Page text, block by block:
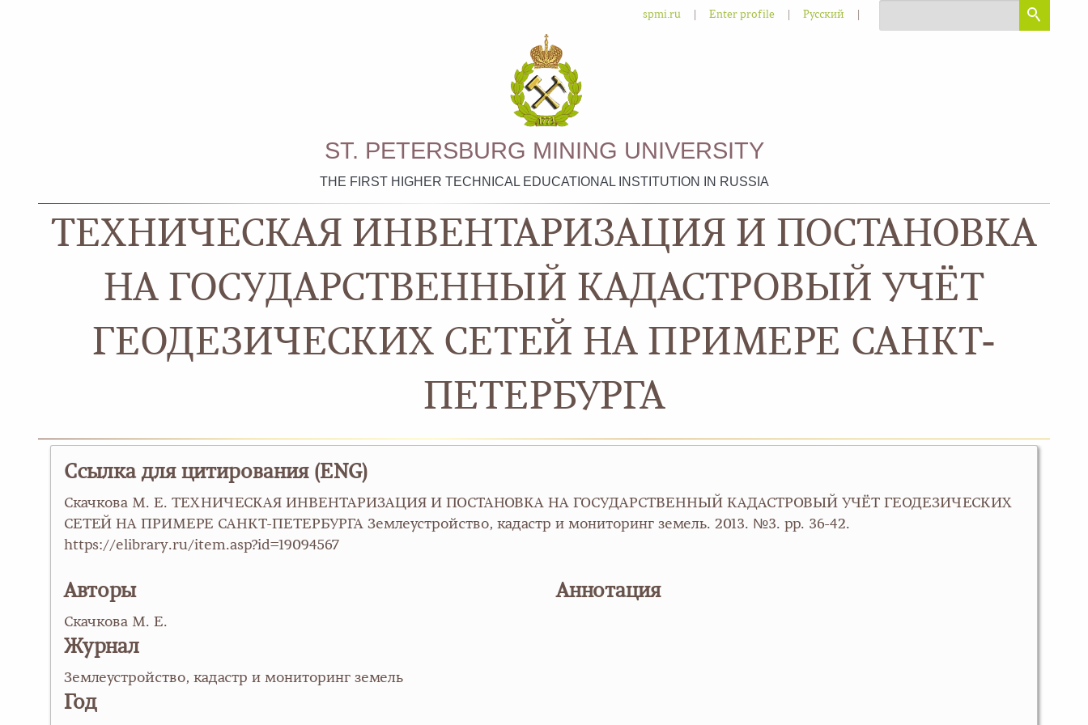
spmi.ru Enter profile Русский
ST. PETERSBURG MINING UNIVERSITY
THE FIRST HIGHER TECHNICAL EDUCATIONAL INSTITUTION IN RUSSIA
ТЕХНИЧЕСКАЯ ИНВЕНТАРИЗАЦИЯ И ПОСТАНОВКА
НА ГОСУДАРСТВЕННЫЙ КАДАСТРОВЫЙ УЧЁТ
ГЕОДЕЗИЧЕСКИХ СЕТЕЙ НА ПРИМЕРЕ САНКТ-
ПЕТЕРБУРГА
Ссылка для цитирования (ENG)
Скачкова М. Е. ТЕХНИЧЕСКАЯ ИНВЕНТАРИЗАЦИЯ И ПОСТАНОВКА НА ГОСУДАРСТВЕННЫЙ КАДАСТРОВЫЙ УЧЁТ ГЕОДЕЗИЧЕСКИХ
СЕТЕЙ НА ПРИМЕРЕ САНКТ-ПЕТЕРБУРГА Землеустройство, кадастр и мониторинг земель. 2013. №3. pp. 36-42.
https://elibrary.ru/item.asp?id=19094567
Авторы
Скачкова М. Е.
Журнал
Землеустройство, кадастр и мониторинг земель
Год
Аннотация